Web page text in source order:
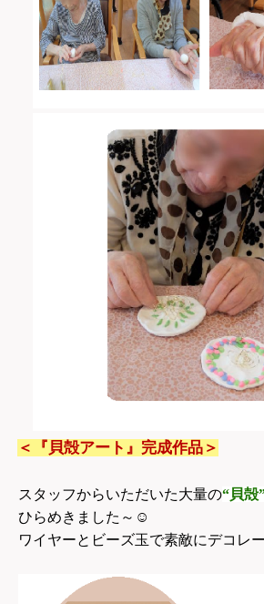
＜『貝殻アート』完成作品＞
スタッフからいただいた大量の“貝殻
ひらめきました～ ☺
ワイヤーとビーズ玉で素敵にデコレ